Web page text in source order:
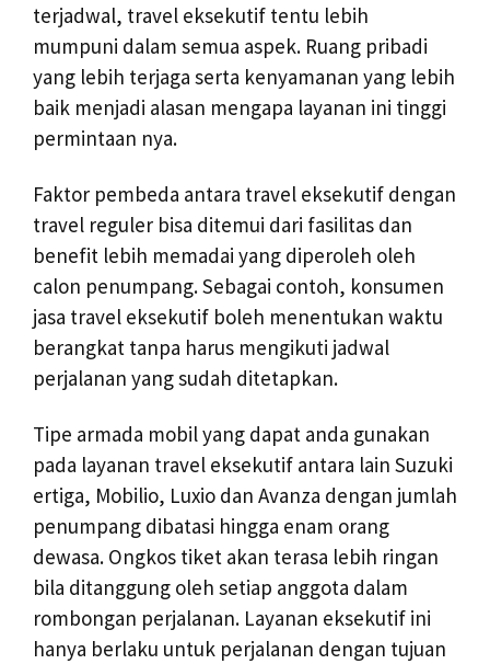
terjadwal, travel eksekutif tentu lebih
mumpuni dalam semua aspek. Ruang pribadi
yang lebih terjaga serta kenyamanan yang lebih
baik menjadi alasan mengapa layanan ini tinggi
permintaan nya.
Faktor pembeda antara travel eksekutif dengan
travel reguler bisa ditemui dari fasilitas dan
benefit lebih memadai yang diperoleh oleh
calon penumpang. Sebagai contoh, konsumen
jasa travel eksekutif boleh menentukan waktu
berangkat tanpa harus mengikuti jadwal
perjalanan yang sudah ditetapkan.
Tipe armada mobil yang dapat anda gunakan
pada layanan travel eksekutif antara lain Suzuki
ertiga, Mobilio, Luxio dan Avanza dengan jumlah
penumpang dibatasi hingga enam orang
dewasa. Ongkos tiket akan terasa lebih ringan
bila ditanggung oleh setiap anggota dalam
rombongan perjalanan. Layanan eksekutif ini
hanya berlaku untuk perjalanan dengan tujuan